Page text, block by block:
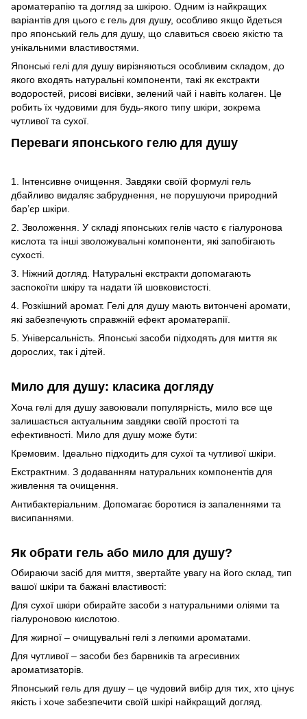
ароматерапію та догляд за шкірою. Одним із найкращих
варіантів для цього є гель для душу, особливо якщо йдеться
про японський гель для душу, що славиться своєю якістю та
унікальними властивостями.
Японські гелі для душу вирізняються особливим складом, до
якого входять натуральні компоненти, такі як екстракти
водоростей, рисові висівки, зелений чай і навіть колаген. Це
робить їх чудовими для будь-якого типу шкіри, зокрема
чутливої та сухої.
Переваги японського гелю для душу
1. Інтенсивне очищення. Завдяки своїй формулі гель
дбайливо видаляє забруднення, не порушуючи природний
бар’єр шкіри.
2. Зволоження. У складі японських гелів часто є гіалуронова
кислота та інші зволожувальні компоненти, які запобігають
сухості.
3. Ніжний догляд. Натуральні екстракти допомагають
заспокоїти шкіру та надати їй шовковистості.
4. Розкішний аромат. Гелі для душу мають витончені аромати,
які забезпечують справжній ефект ароматерапії.
5. Універсальність. Японські засоби підходять для миття як
дорослих, так і дітей.
Мило для душу: класика догляду
Хоча гелі для душу завоювали популярність, мило все ще
залишається актуальним завдяки своїй простоті та
ефективності. Мило для душу може бути:
Кремовим. Ідеально підходить для сухої та чутливої шкіри.
Екстрактним. З додаванням натуральних компонентів для
живлення та очищення.
Антибактеріальним. Допомагає боротися із запаленнями та
висипаннями.
Як обрати гель або мило для душу?
Обираючи засіб для миття, звертайте увагу на його склад, тип
вашої шкіри та бажані властивості:
Для сухої шкіри обирайте засоби з натуральними оліями та
гіалуроновою кислотою.
Для жирної – очищувальні гелі з легкими ароматами.
Для чутливої – засоби без барвників та агресивних
ароматизаторів.
Японський гель для душу – це чудовий вибір для тих, хто цінує
якість і хоче забезпечити своїй шкірі найкращий догляд.